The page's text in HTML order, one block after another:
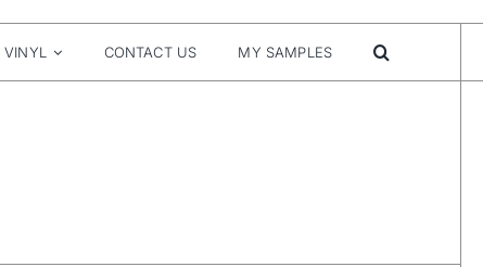
VINYL CONTACT US MY SAMPLES